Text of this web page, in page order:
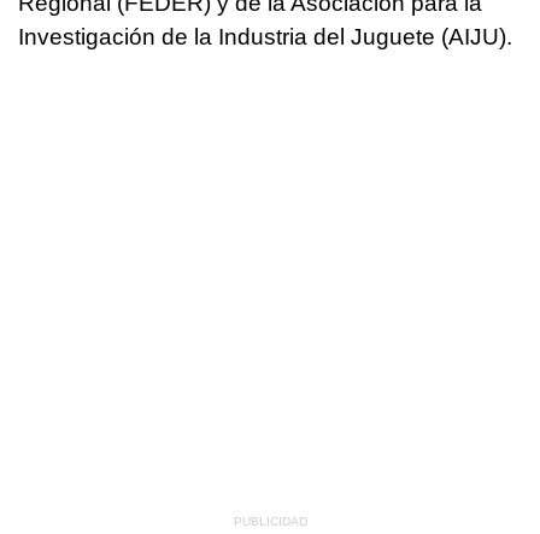
Investigación de la Industria del Juguete (AIJU).